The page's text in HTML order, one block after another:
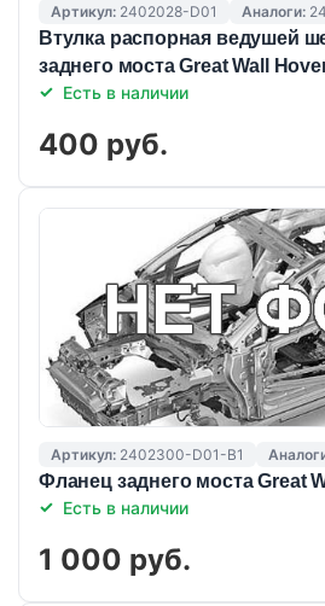
Артикул: 2402028-D01 Аналоги:
Втулка распорная ведушей
заднего моста Great Wall
Есть в наличии
400 руб.
Артикул: 2402300-D01-B1
Фланец заднего моста Great
Есть в наличии
1 000 руб.